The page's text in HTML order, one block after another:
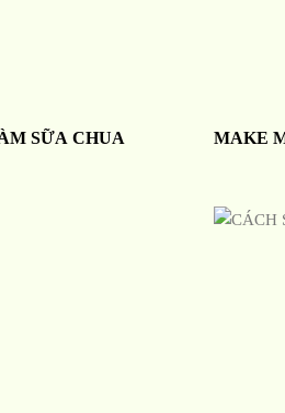
SỮA CHUA MAKE